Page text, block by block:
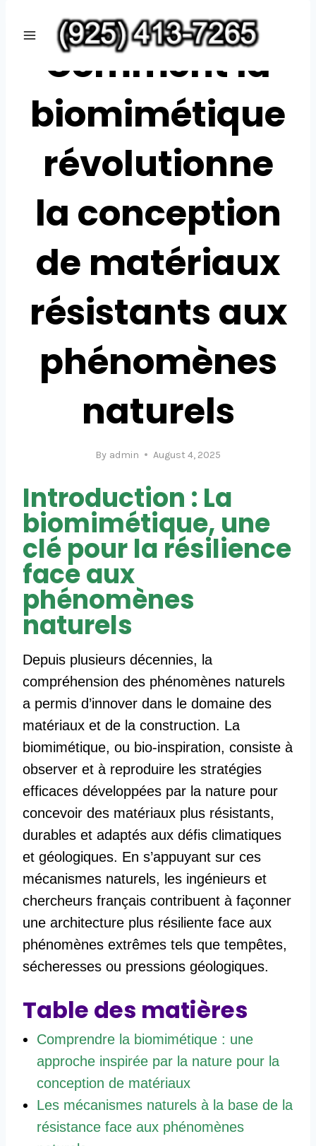
UNCATEGORIZED
Comment la
biomimétique
révolutionne
la conception
de matériaux
résistants aux
phénomènes
naturels
By admin August 4, 2025
Introduction : La
biomimétique, une
clé pour la résilience
face aux
phénomènes
naturels
Depuis plusieurs décennies, la
compréhension des phénomènes naturels
a permis d’innover dans le domaine des
matériaux et de la construction. La
biomimétique, ou bio-inspiration, consiste à
observer et à reproduire les stratégies
efficaces développées par la nature pour
concevoir des matériaux plus résistants,
durables et adaptés aux défis climatiques
et géologiques. En s’appuyant sur ces
mécanismes naturels, les ingénieurs et
chercheurs français contribuent à façonner
une architecture plus résiliente face aux
phénomènes extrêmes tels que tempêtes,
sécheresses ou pressions géologiques.
Table des matières
Comprendre la biomimétique : une
approche inspirée par la nature pour la
conception de matériaux
Les mécanismes naturels à la base de la
résistance face aux phénomènes